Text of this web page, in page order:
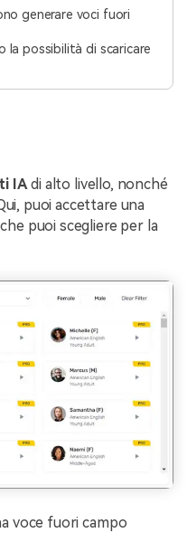
generare voci fuori
la possibilità di scaricare
IA di alto livello, nonché
puoi accettare una
puoi scegliere per la
voce fuori campo